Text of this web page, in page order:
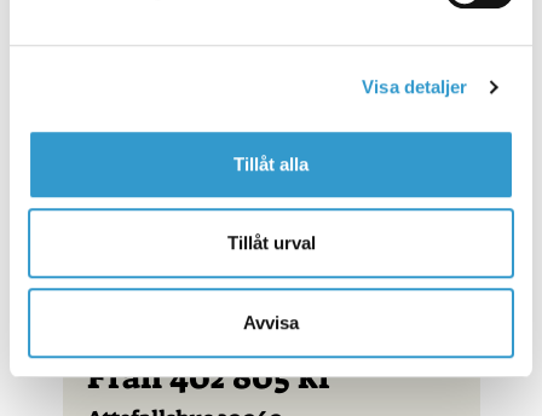
Visa detaljer
Tillåt alla
Tillåt urval
Avvisa
Från 402 805 kr